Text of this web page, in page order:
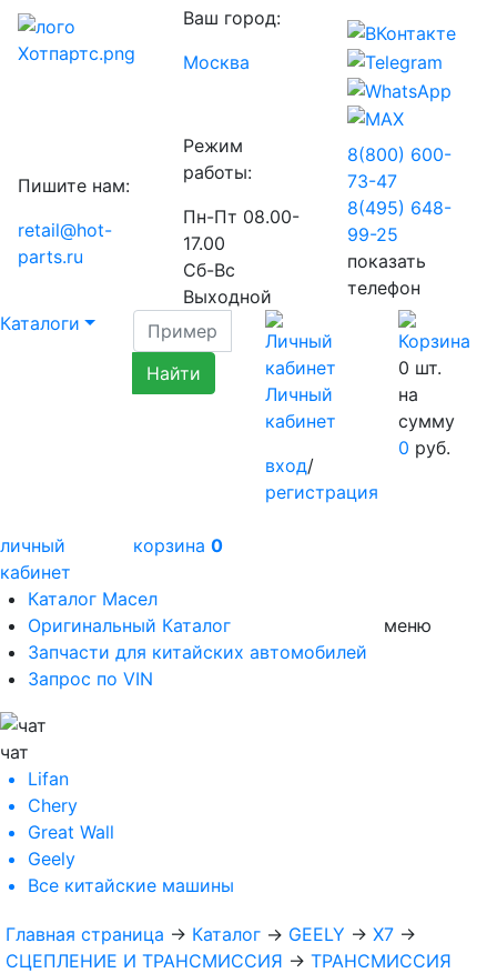
Ваш город:
Москва
Пишите нам:
retail@hot-
parts.ru
Режим
работы:
Пн-Пт 08.00-
17.00
Сб-Вс
Выходной
8(800) 600-
73-47
8(495) 648-
99-25
показать
телефон
Каталоги
Личный
кабинет
вход/
регистрация
0 шт.
на
сумму
0 руб.
личный
кабинет
корзина 0
Каталог Масел
Оригинальный Каталог
Запчасти для китайских автомобилей
Запрос по VIN
меню
чат
Lifan
Chery
Great Wall
Geely
Все китайские машины
Главная страница → Каталог → GEELY → X7 →
СЦЕПЛЕНИЕ И ТРАНСМИССИЯ → ТРАНСМИССИЯ